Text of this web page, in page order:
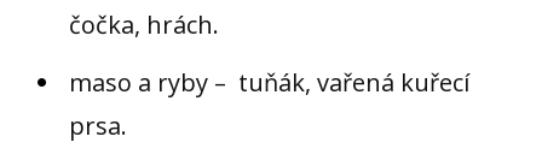
čočka, hrách.
maso a ryby – tuňák, vařená kuřecí
prsa.